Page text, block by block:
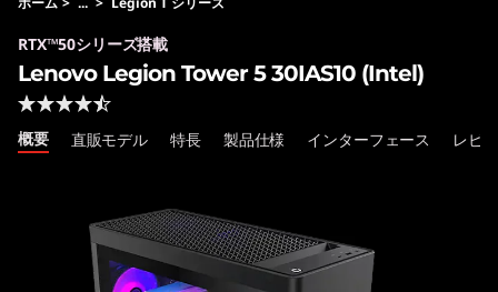
o
L
e
g
RTX™50シリーズ搭載
Lenovo Legion Tower 5 30IAS10 (Intel)
概要 直販モデル 特長 製品仕様 インターフェース レビ